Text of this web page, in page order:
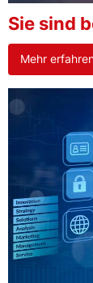
Sie sind
Mehr